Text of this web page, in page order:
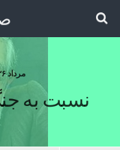
مرداد ۲۶, ۱۳۹۲ • No Comments
نسبت به